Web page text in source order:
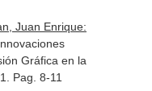
Juan Enrique:
Gráfica en la
Pag. 8-11